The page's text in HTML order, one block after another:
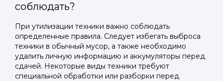
соблюдать?
При утилизации техники важно соблюдать
определенные правила. Следует избегать выброса
техники в обычный мусор, а также необходимо
удалить личную информацию и аккумуляторы перед
сдачей. Некоторые виды техники требуют
специальной обработки или разборки перед